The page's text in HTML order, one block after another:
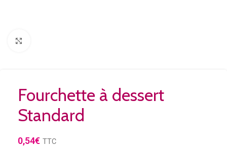
Fourchette à dessert
Standard
0,54€ TTC